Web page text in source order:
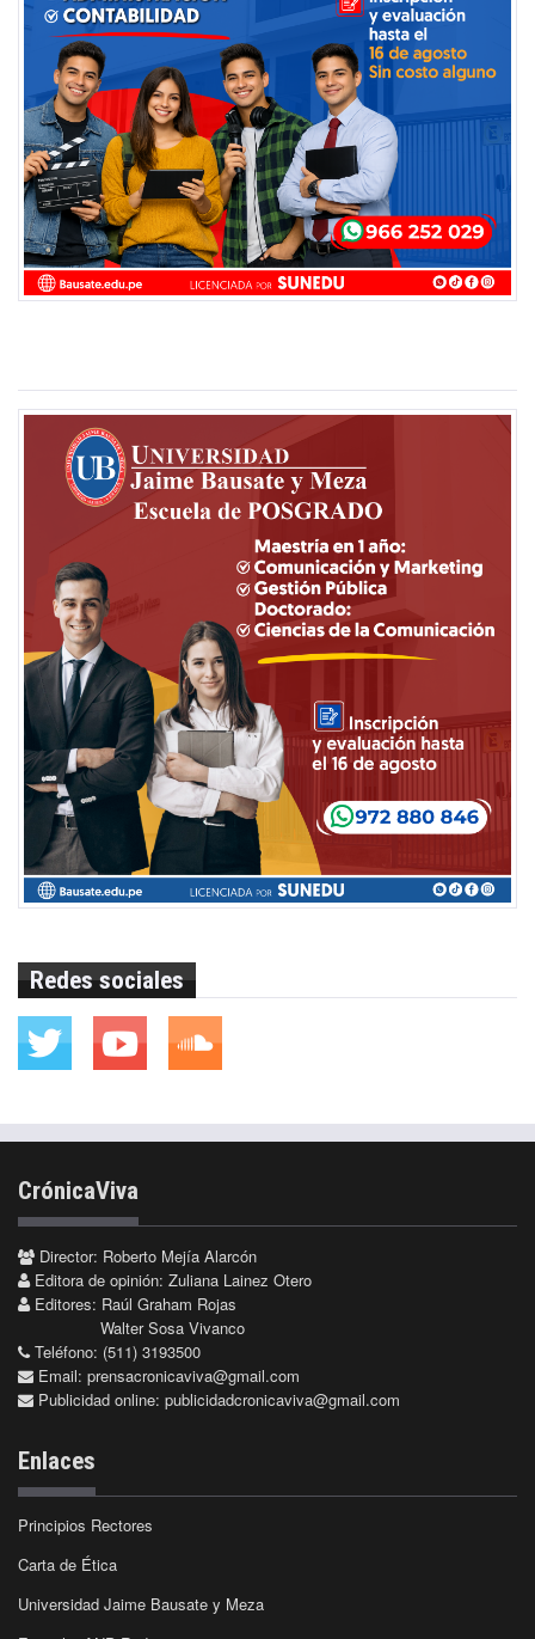
Redes sociales
CrónicaViva
Director: Roberto Mejía Alarcón
Editora de opinión: Zuliana Lainez Otero
Editores: Raúl Graham Rojas
Walter Sosa Vivanco
Teléfono: (511) 3193500
Email: prensacronicaviva@gmail.com
Publicidad online: publicidadcronicaviva@gmail.com
Enlaces
Principios Rectores
Carta de Ética
Universidad Jaime Bausate y Meza